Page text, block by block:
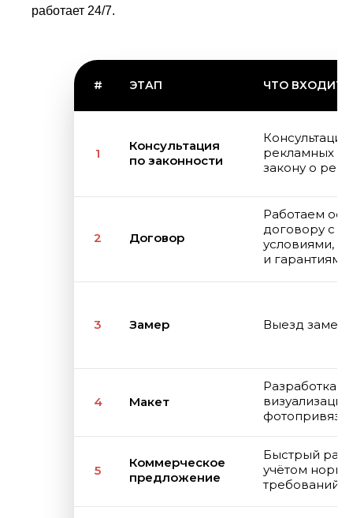
работает 24/7.
# ЭТАП ЧТО ВХОДИТ
1
2
3
4
5
Консультация
по законности
рекламных
закону о
Работаем
договору с
условиями,
и гарантиями
Выезд
Разработка
визуализация
Быстрый
учётом
требований
Договор
Замер
Макет
Коммерческое
предложение